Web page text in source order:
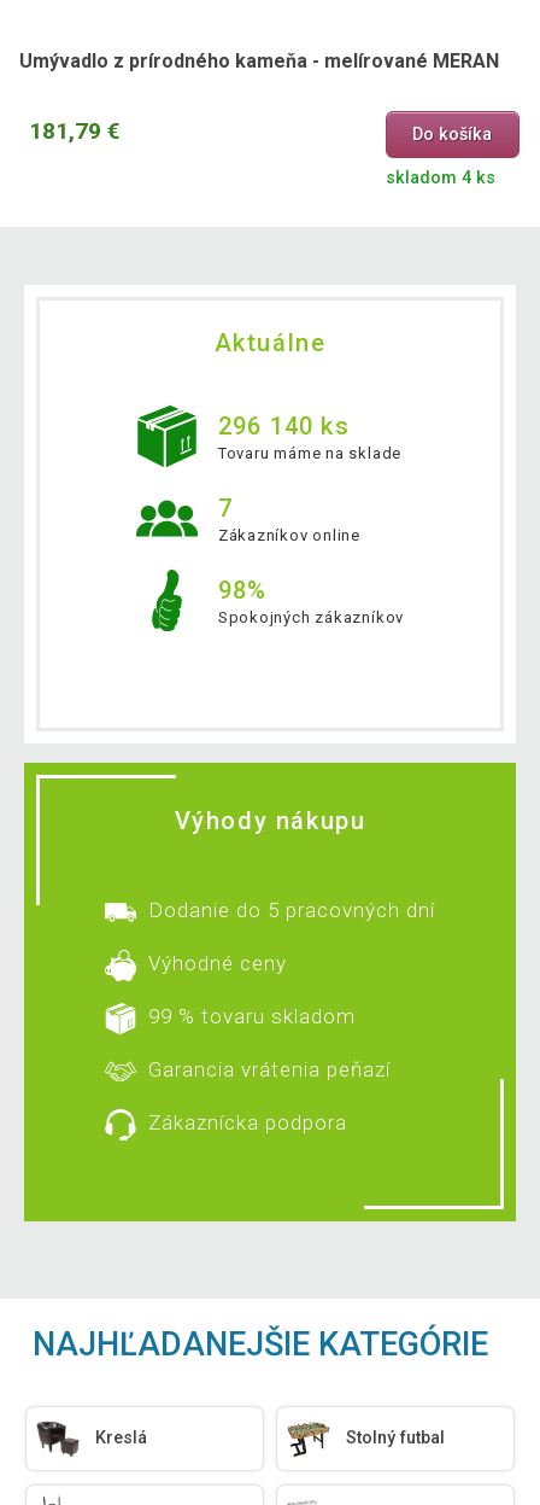
Umývadlo z prírodného kameňa - melírované MERAN
181,79 € Do košíka
skladom 4 ks
Aktuálne
296 140 ks
Tovaru máme na sklade
7
Zákazníkov online
98%
Spokojných zákazníkov
Výhody nákupu
Dodanie do 5 pracovných dní
Výhodné ceny
99 % tovaru skladom
Garancia vrátenia peňazí
Zákaznícka podpora
NAJHĽADANEJŠIE KATEGÓRIE
Kreslá Stolný futbal